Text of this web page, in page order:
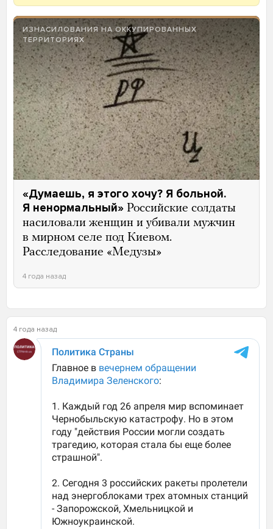
ИЗНАСИЛОВАНИЯ НА ОККУПИРОВАННЫХ
ТЕРРИТОРИЯХ
«Думаешь, я этого хочу? Я больной.
Я ненормальный» Российские солдаты
насиловали женщин и убивали мужчин
в мирном селе под Киевом.
Расследование «Медузы»
4 года назад
4 года назад